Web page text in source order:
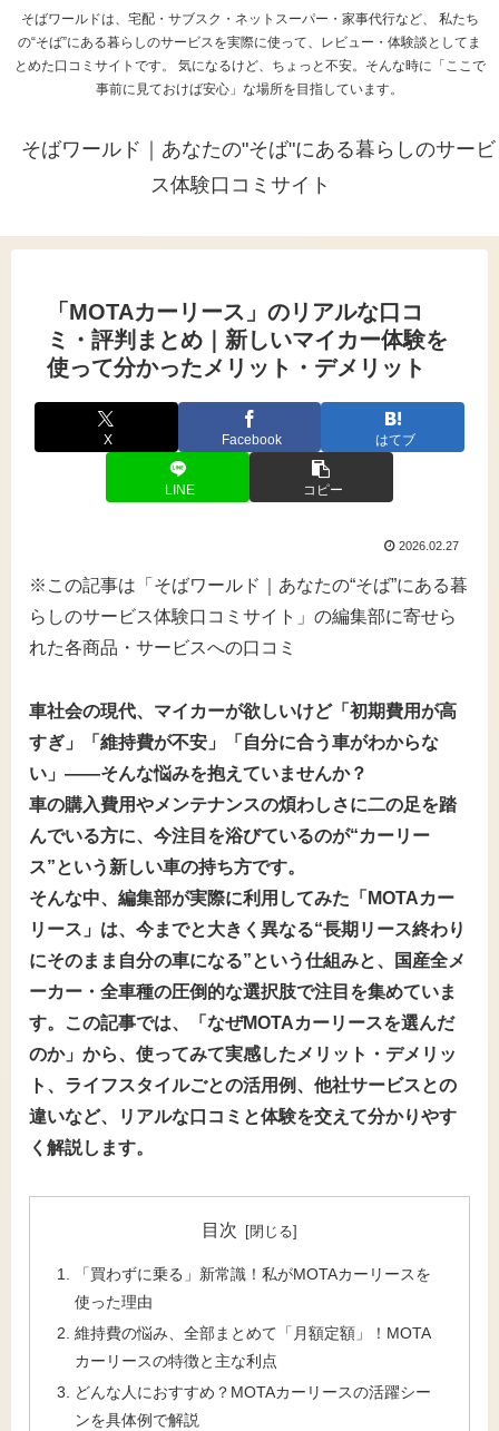
そばワールドは、宅配・サブスク・ネットスーパー・家事代行など、 私たち
の“そば”にある暮らしのサービスを実際に使って、レビュー・体験談としてま
とめた口コミサイトです。 気になるけど、ちょっと不安。そんな時に「ここで
事前に見ておけば安心」な場所を目指しています。
そばワールド｜あなたの"そば"にある暮らしのサービ
ス体験口コミサイト
「MOTAカーリース」のリアルな口コ
ミ・評判まとめ｜新しいマイカー体験を
使って分かったメリット・デメリット
X Facebook はてブ
LINE コピー
2026.02.27
※この記事は「そばワールド｜あなたの“そば”にある暮
らしのサービス体験口コミサイト」の編集部に寄せら
れた各商品・サービスへの口コミ
車社会の現代、マイカーが欲しいけど「初期費用が高
すぎ」「維持費が不安」「自分に合う車がわからな
い」――そんな悩みを抱えていませんか？
車の購入費用やメンテナンスの煩わしさに二の足を踏
んでいる方に、今注目を浴びているのが“カーリー
ス”という新しい車の持ち方です。
そんな中、編集部が実際に利用してみた「MOTAカー
リース」は、今までと大きく異なる“長期リース終わり
にそのまま自分の車になる”という仕組みと、国産全メ
ーカー・全車種の圧倒的な選択肢で注目を集めていま
す。この記事では、「なぜMOTAカーリースを選んだ
のか」から、使ってみて実感したメリット・デメリッ
ト、ライフスタイルごとの活用例、他社サービスとの
違いなど、リアルな口コミと体験を交えて分かりやす
く解説します。
目次
「買わずに乗る」新常識！私がMOTAカーリースを
使った理由
維持費の悩み、全部まとめて「月額定額」！MOTA
カーリースの特徴と主な利点
どんな人におすすめ？MOTAカーリースの活躍シー
ンを具体例で解説